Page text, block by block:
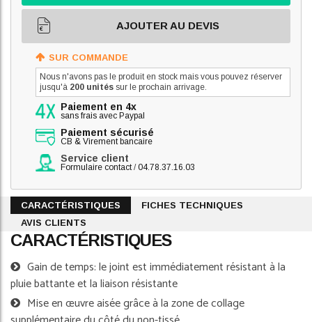
AJOUTER AU DEVIS
SUR COMMANDE
Nous n'avons pas le produit en stock mais vous pouvez réserver
jusqu'à 200 unités sur le prochain arrivage.
Paiement en 4x
sans frais avec Paypal
Paiement sécurisé
CB & Virement bancaire
Service client
Formulaire contact/04.78.37.16.03
CARACTÉRISTIQUES
FICHES TECHNIQUES
AVIS CLIENTS
CARACTÉRISTIQUES
Gain de temps: le joint est immédiatement résistant à la
pluie battante et la liaison résistante
Mise en œuvre aisée grâce à la zone de collage